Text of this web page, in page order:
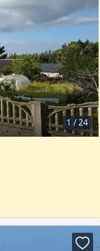
1 /24